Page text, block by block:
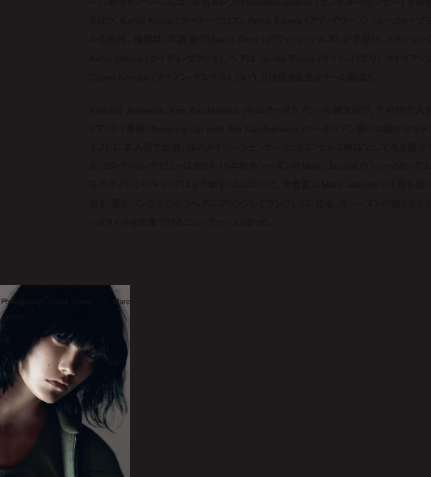
Photography: David Simms | © Marc
Jacobs